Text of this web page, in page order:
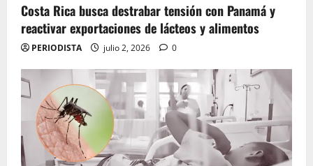
Costa Rica busca destrabar tensión con Panamá y
reactivar exportaciones de lácteos y alimentos
PERIODISTA julio 2, 2026 0